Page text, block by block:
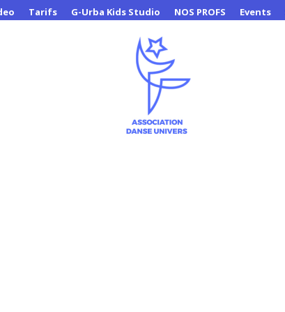
Tarifs G-Urba Kids Studio NOS PROFS Events